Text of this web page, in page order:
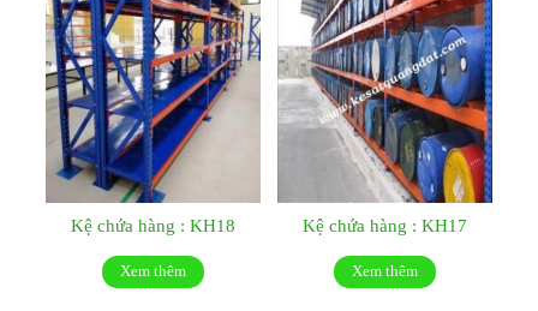
Kệ chứa hàng : KH18
Xem thêm
Kệ chứa hàng : KH17
Xem thêm